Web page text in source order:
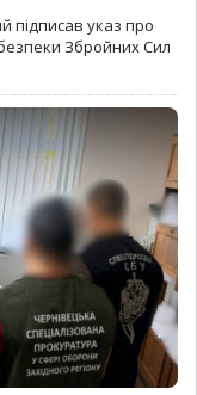
підписав указ про
Збройних Сил